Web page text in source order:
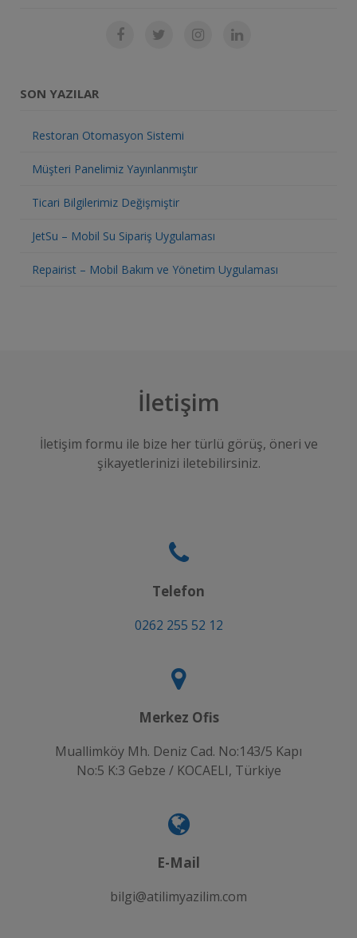
SON YAZILAR
Restoran Otomasyon Sistemi
Müşteri Panelimiz Yayınlanmıştır
Ticari Bilgilerimiz Değişmiştir
JetSu – Mobil Su Sipariş Uygulaması
Repairist – Mobil Bakım ve Yönetim Uygulaması
İletişim
İletişim formu ile bize her türlü görüş, öneri ve
şikayetlerinizi iletebilirsiniz.
Telefon
0262 255 52 12
Merkez Ofis
Muallimköy Mh. Deniz Cad. No:143/5 Kapı
No:5 K:3 Gebze / KOCAELI, Türkiye
E-Mail
bilgi@atilimyazilim.com